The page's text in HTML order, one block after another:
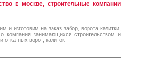
в москве, строительные компании
и изготовим на заказ забор, ворота калитки,
компания занимающихся строительством и
откатных ворот, калиток